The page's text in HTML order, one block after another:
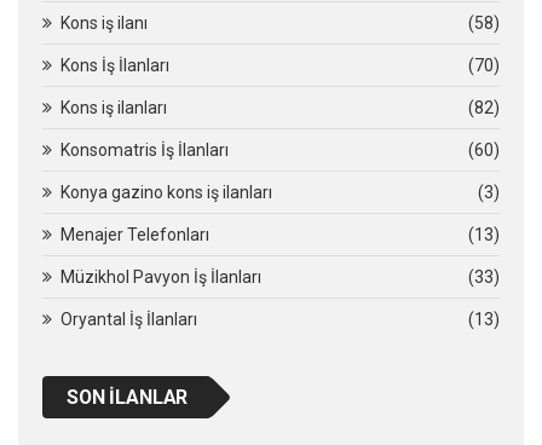
Kons iş ilanı (58)
Kons İş İlanları (70)
Kons iş ilanları (82)
Konsomatris İş İlanları (60)
Konya gazino kons iş ilanları (3)
Menajer Telefonları (13)
Müzikhol Pavyon İş İlanları (33)
Oryantal İş İlanları (13)
SON İLANLAR